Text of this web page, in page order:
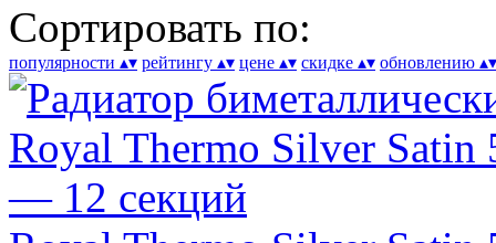
Сортировать по:
популярности ▴▾ рейтингу ▴▾ цене ▴▾ скидке ▴▾ обновлению ▴▾